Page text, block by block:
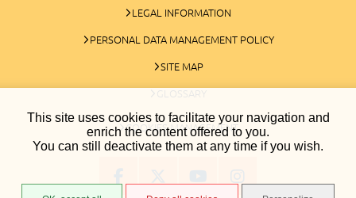
This site uses cookies to facilitate your navigation and
enrich the content offered to you.
You can still deactivate them at any time if you wish.
LEGAL INFORMATION
PERSONAL DATA MANAGEMENT POLICY
SITE MAP
GLOSSARY
COOKIES MANAGEMENT